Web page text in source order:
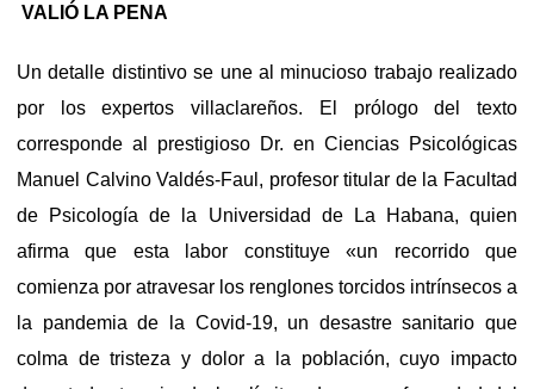
VALIÓ LA PENA
Un detalle distintivo se une al minucioso trabajo realizado
por los expertos villaclareños. El prólogo del texto
corresponde al prestigioso Dr. en Ciencias Psicológicas
Manuel Calvino Valdés-Faul, profesor titular de la Facultad
de Psicología de la Universidad de La Habana, quien
afirma que esta labor constituye «un recorrido que
comienza por atravesar los renglones torcidos intrínsecos a
la pandemia de la Covid-19, un desastre sanitario que
colma de tristeza y dolor a la población, cuyo impacto